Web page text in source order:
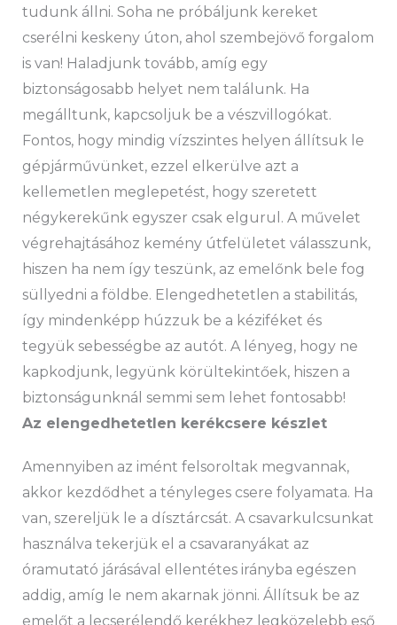
tudunk állni. Soha ne próbáljunk kereket
cserélni keskeny úton, ahol szembejövő forgalom
is van! Haladjunk tovább, amíg egy
biztonságosabb helyet nem találunk. Ha
megálltunk, kapcsoljuk be a vészvillogókat.
Fontos, hogy mindig vízszintes helyen állítsuk le
gépjárművünket, ezzel elkerülve azt a
kellemetlen meglepetést, hogy szeretett
négykerekűnk egyszer csak elgurul. A művelet
végrehajtásához kemény útfelületet válasszunk,
hiszen ha nem így teszünk, az emelőnk bele fog
süllyedni a földbe. Elengedhetetlen a stabilitás,
így mindenképp húzzuk be a kéziféket és
tegyük sebességbe az autót. A lényeg, hogy ne
kapkodjunk, legyünk körültekintőek, hiszen a
biztonságunknál semmi sem lehet fontosabb!
Az elengedhetetlen kerékcsere készlet
Amennyiben az imént felsoroltak megvannak,
akkor kezdődhet a tényleges csere folyamata. Ha
van, szereljük le a dísztárcsát. A csavarkulcsunkat
használva tekerjük el a csavaranyákat az
óramutató járásával ellentétes irányba egészen
addig, amíg le nem akarnak jönni. Állítsuk be az
emelőt a lecserélendő kerékhez legközelebb eső